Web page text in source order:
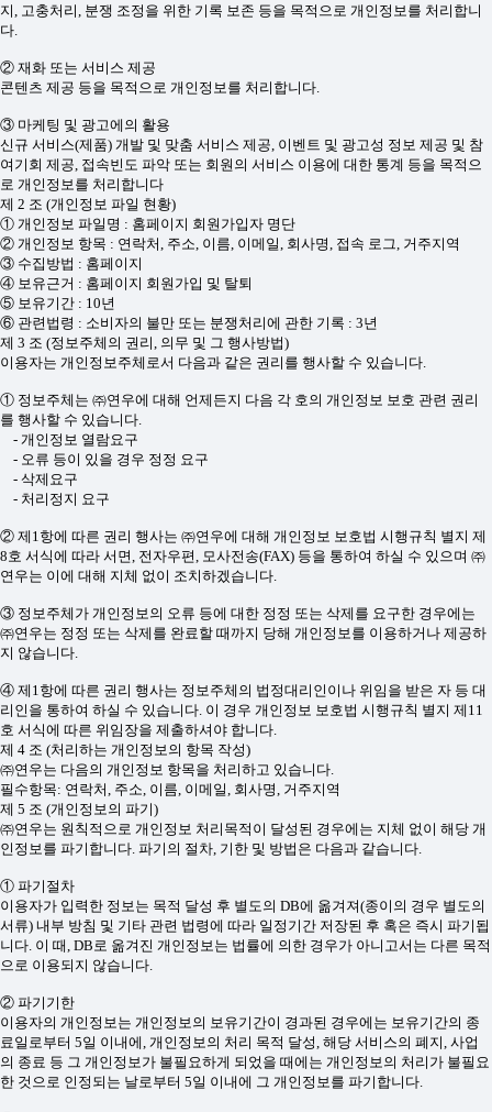
지, 고충처리, 분쟁 조정을 위한 기록 보존 등을 목적으로 개인정보를 처리합니
다.
② 재화 또는 서비스 제공
콘텐츠 제공 등을 목적으로 개인정보를 처리합니다.
③ 마케팅 및 광고에의 활용
신규 서비스(제품) 개발 및 맞춤 서비스 제공, 이벤트 및 광고성 정보 제공 및 참
여기회 제공, 접속빈도 파악 또는 회원의 서비스 이용에 대한 통계 등을 목적으
로 개인정보를 처리합니다
제 2 조 (개인정보 파일 현황)
① 개인정보 파일명 : 홈페이지 회원가입자 명단
② 개인정보 항목 : 연락처, 주소, 이름, 이메일, 회사명, 접속 로그, 거주지역
③ 수집방법 : 홈페이지
④ 보유근거 : 홈페이지 회원가입 및 탈퇴
⑤ 보유기간 : 10년
⑥ 관련법령 : 소비자의 불만 또는 분쟁처리에 관한 기록 : 3년
제 3 조 (정보주체의 권리, 의무 및 그 행사방법)
이용자는 개인정보주체로서 다음과 같은 권리를 행사할 수 있습니다.
① 정보주체는 ㈜연우에 대해 언제든지 다음 각 호의 개인정보 보호 관련 권리
를 행사할 수 있습니다.
- 개인정보 열람요구
- 오류 등이 있을 경우 정정 요구
- 삭제요구
- 처리정지 요구
② 제1항에 따른 권리 행사는 ㈜연우에 대해 개인정보 보호법 시행규칙 별지 제
8호 서식에 따라 서면, 전자우편, 모사전송(FAX) 등을 통하여 하실 수 있으며 ㈜
연우는 이에 대해 지체 없이 조치하겠습니다.
③ 정보주체가 개인정보의 오류 등에 대한 정정 또는 삭제를 요구한 경우에는
㈜연우는 정정 또는 삭제를 완료할 때까지 당해 개인정보를 이용하거나 제공하
지 않습니다.
④ 제1항에 따른 권리 행사는 정보주체의 법정대리인이나 위임을 받은 자 등 대
리인을 통하여 하실 수 있습니다. 이 경우 개인정보 보호법 시행규칙 별지 제11
호 서식에 따른 위임장을 제출하셔야 합니다.
제 4 조 (처리하는 개인정보의 항목 작성)
㈜연우는 다음의 개인정보 항목을 처리하고 있습니다.
필수항목: 연락처, 주소, 이름, 이메일, 회사명, 거주지역
제 5 조 (개인정보의 파기)
㈜연우는 원칙적으로 개인정보 처리목적이 달성된 경우에는 지체 없이 해당 개
인정보를 파기합니다. 파기의 절차, 기한 및 방법은 다음과 같습니다.
① 파기절차
이용자가 입력한 정보는 목적 달성 후 별도의 DB에 옮겨져(종이의 경우 별도의
서류) 내부 방침 및 기타 관련 법령에 따라 일정기간 저장된 후 혹은 즉시 파기됩
니다. 이 때, DB로 옮겨진 개인정보는 법률에 의한 경우가 아니고서는 다른 목적
으로 이용되지 않습니다.
② 파기기한
이용자의 개인정보는 개인정보의 보유기간이 경과된 경우에는 보유기간의 종
료일로부터 5일 이내에, 개인정보의 처리 목적 달성, 해당 서비스의 폐지, 사업
의 종료 등 그 개인정보가 불필요하게 되었을 때에는 개인정보의 처리가 불필요
한 것으로 인정되는 날로부터 5일 이내에 그 개인정보를 파기합니다.